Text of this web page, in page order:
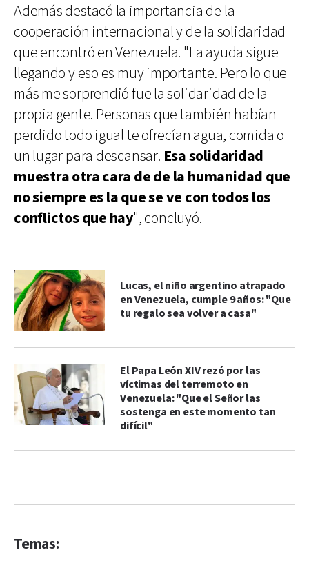
Además destacó la importancia de la
cooperación internacional y de la solidaridad
que encontró en Venezuela. "La ayuda sigue
llegando y eso es muy importante. Pero lo que
más me sorprendió fue la solidaridad de la
propia gente. Personas que también habían
perdido todo igual te ofrecían agua, comida o
un lugar para descansar. Esa solidaridad
muestra otra cara de de la humanidad que
no siempre es la que se ve con todos los
conflictos que hay", concluyó.
Lucas, el niño argentino atrapado
en Venezuela, cumple 9 años: "Que
tu regalo sea volver a casa"
El Papa León XIV rezó por las
víctimas del terremoto en
Venezuela: "Que el Señor las
sostenga en este momento tan
difícil"
Temas: